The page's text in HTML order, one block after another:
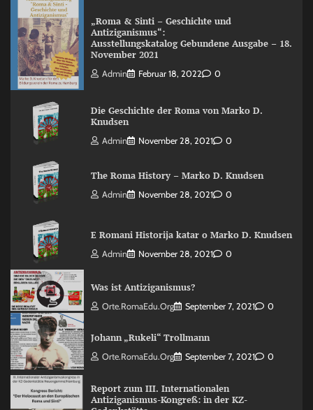
„Roma & Sinti – Geschichte und
Antiziganismus“:
Ausstellungskatalog Gebundene Ausgabe – 18.
November 2021
Admin Februar 18, 2022 0
Die Geschichte der Roma von Marko D.
Knudsen
Admin November 28, 2021 0
The Roma History – Marko D. Knudsen
Admin November 28, 2021 0
E Romani Historija katar o Marko D. Knudsen
Admin November 28, 2021 0
Was ist Antiziganismus?
Orte.RomaEdu.org September 7, 2021 0
Johann „Rukeli“ Trollmann
Orte.RomaEdu.org September 7, 2021 0
Report zum III. Internationalen
Antiziganismus-Kongreß: in der KZ-